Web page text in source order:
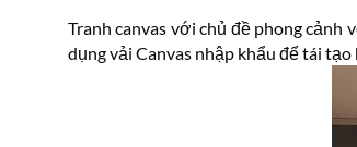
Tranh canvas với chủ đề phong cảnh
dụng vải Canvas nhập khẩu để tái tạo